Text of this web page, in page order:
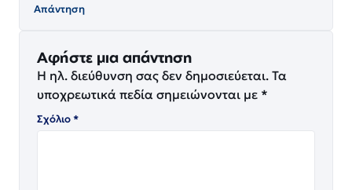
Απάντηση
Αφήστε μια απάντηση
Η ηλ. διεύθυνση σας δεν δημοσιεύεται. Τα
υποχρεωτικά πεδία σημειώνονται με *
Σχόλιο*